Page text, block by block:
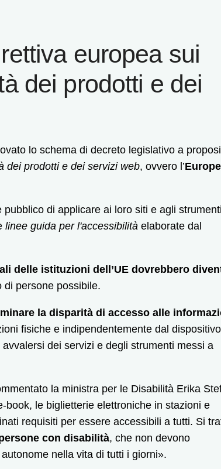
europea sui
dei prodotti e dei
lo schema di decreto legislativo a
dei prodotti e dei servizi web, ovvero l’
di applicare ai loro siti e agli strumenti
linee guida per l'accessibilità elaborate dal
delle istituzioni dell’UE dovrebbero
di persone possibile.
la disparità di accesso alle
fisiche e indipendentemente dal
dei servizi e degli strumenti messi a
la ministra per le Disabilità Erika
le biglietterie elettroniche in stazioni e
requisiti per essere accessibili a tutti. Si
con disabilità, che non devono
nella vita di tutti i giorni».